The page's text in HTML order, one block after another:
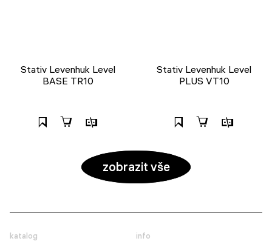
Stativ Levenhuk Level
BASE TR10
Stativ Levenhuk Level
PLUS VT10
zobrazit vše
katalog
info